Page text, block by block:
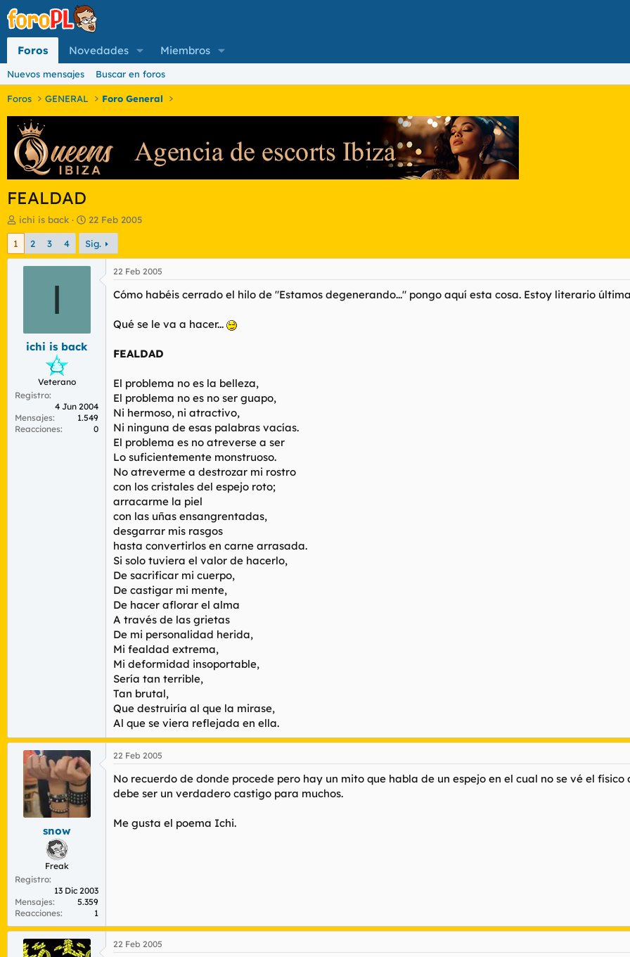
Foros Novedades Miembros
Nuevos mensajes Buscar en foros
Foros GENERAL Foro General
FEALDAD
I
n
c
d
m
ichi is back
F
e
c
h
a
i
22 Feb 2005
1 2 3 4 Sig.
I
ichi is back
Veterano
Registro
4 Jun 2004
Mensajes
1.549
Reacciones
0
22 Feb 2005
Cómo habéis cerrado el hilo de "Estamos degenerando..." pongo aquí esta cosa. Estoy literario
Qué se le va a hacer...
FEALDAD
El problema no es la belleza,
El problema no es no ser guapo,
Ni hermoso, ni atractivo,
Ni ninguna de esas palabras vacías.
El problema es no atreverse a ser
Lo suficientemente monstruoso.
No atreverme a destrozar mi rostro
con los cristales del espejo roto;
arracarme la piel
con las uñas ensangrentadas,
desgarrar mis rasgos
hasta convertirlos en carne arrasada.
Si solo tuviera el valor de hacerlo,
De sacrificar mi cuerpo,
De castigar mi mente,
De hacer aflorar el alma
A través de las grietas
De mi personalidad herida,
Mi fealdad extrema,
Mi deformidad insoportable,
Sería tan terrible,
Tan brutal,
Que destruiría al que la mirase,
Al que se viera reflejada en ella.
snow
Freak
Registro
13 Dic 2003
Mensajes
5.359
Reacciones
1
22 Feb 2005
No recuerdo de donde procede pero hay un mito que habla de un espejo en el cual no se vé el físico
debe ser un verdadero castigo para muchos.
Me gusta el poema Ichi.
22 Feb 2005